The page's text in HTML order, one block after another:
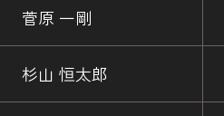
菅原 一剛
杉山 恒太郎